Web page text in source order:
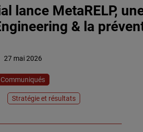
lance MetaRELP,
& la
27 mai 2026
Communiqués
Stratégie et résultats